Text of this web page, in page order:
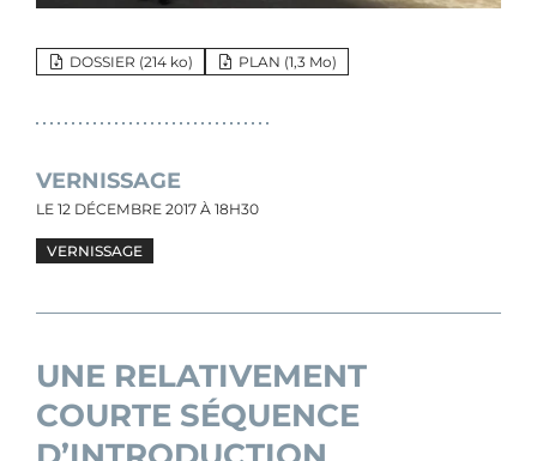
DOSSIER (214 ko) PLAN (1,3 Mo)
VERNISSAGE
LE 12 DÉCEMBRE 2017 À 18H30
VERNISSAGE
UNE RELATIVEMENT
COURTE SÉQUENCE